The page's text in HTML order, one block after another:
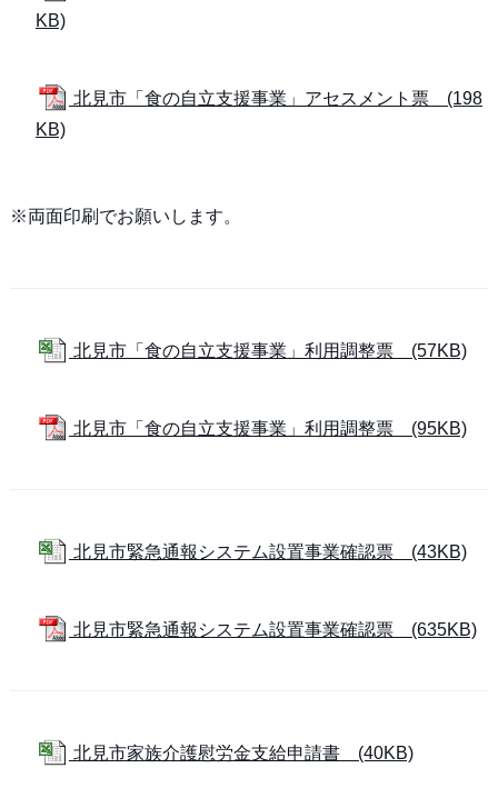
KB)
北見市「食の自立支援事業」アセスメント票 (198
KB)
※両面印刷でお願いします。
北見市「食の自立支援事業」利用調整票 (57KB)
北見市「食の自立支援事業」利用調整票 (95KB)
北見市緊急通報システム設置事業確認票 (43KB)
北見市緊急通報システム設置事業確認票 (635KB)
北見市家族介護慰労金支給申請書 (40KB)